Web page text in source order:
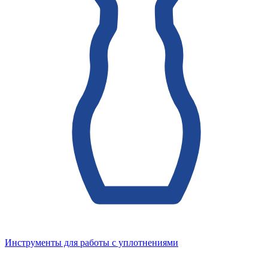
Инструменты для работы с уплотнениями